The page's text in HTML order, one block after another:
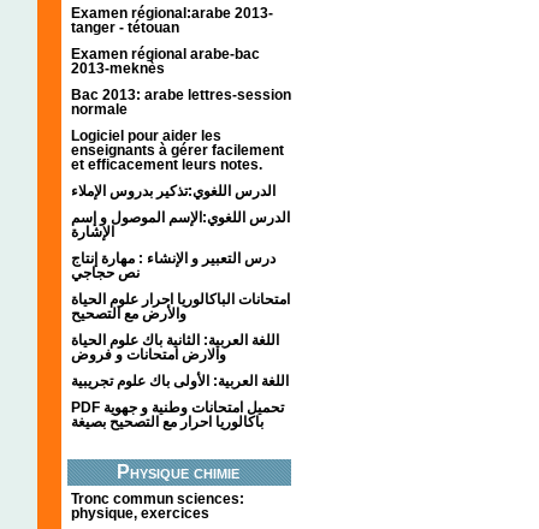
Examen régional:arabe 2013-
tanger - tétouan
Examen régional arabe-bac
2013-meknès
Bac 2013: arabe lettres-session
normale
Logiciel pour aider les
enseignants à gérer facilement
et efficacement leurs notes.
الدرس اللغوي:تذكير بدروس الإملاء
الدرس اللغوي:الإسم الموصول و إسم
الإشارة
درس التعبير و الإنشاء : مهارة إنتاج
نص حجاجي
امتحانات الباكالوريا احرار علوم الحياة
والأرض مع التصحيح
اللغة العربية: الثانية باك علوم الحياة
والارض امتحانات و فروض
اللغة العربية: الأولى باك علوم تجريبية
PDF تحميل امتحانات وطنية و جهوية
باكالوريا احرار مع التصحيح بصيغة
Physique chimie
Tronc commun sciences:
physique, exercices